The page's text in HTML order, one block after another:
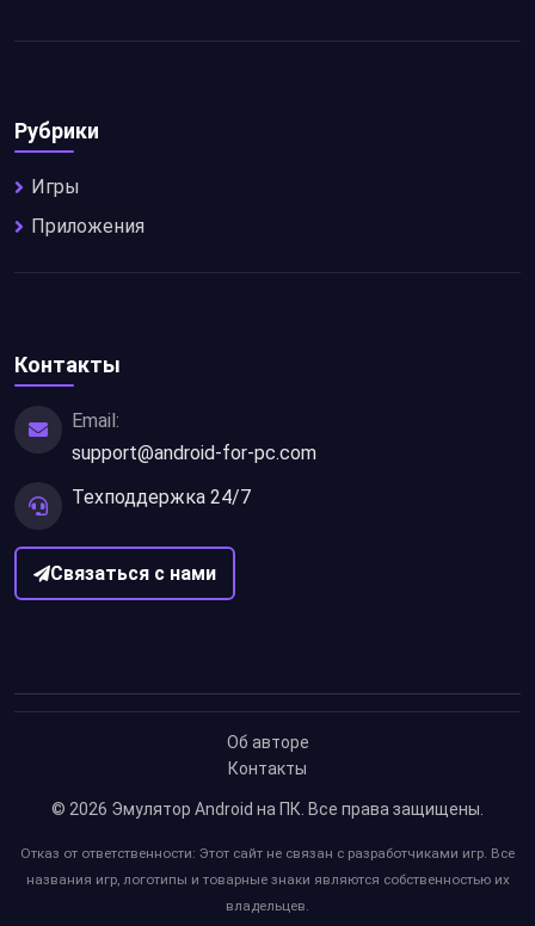
Рубрики
Игры
Приложения
Контакты
Email:
support@android-for-pc.com
Техподдержка 24/7
Связаться с нами
Об авторе
Контакты
© 2026 Эмулятор Android на ПК. Все права защищены.
Отказ от ответственности: Этот сайт не связан с разработчиками игр. Все
названия игр, логотипы и товарные знаки являются собственностью их
владельцев.